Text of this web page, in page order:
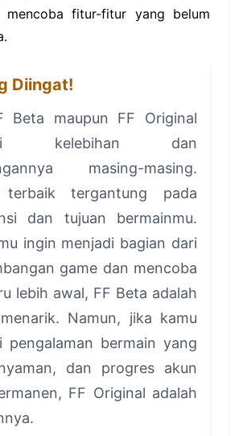
mencoba fitur-fitur yang belum
Diingat!
Beta maupun FF Original
kelebihan dan
masing-masing.
terbaik tergantung pada
dan tujuan bermainmu.
ingin menjadi bagian dari
game dan mencoba
lebih awal, FF Beta adalah
Namun, jika kamu
pengalaman bermain yang
dan progres akun
FF Original adalah